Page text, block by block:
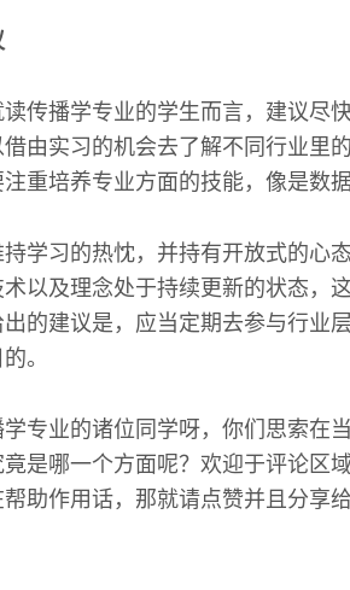
传播学专业的学生而言，建议尽
由实习的机会去了解不同行业里
重培养专业方面的技能，像是数
学习的热忱，并持有开放式的心
以及理念处于持续更新的状态，
的建议是，应当定期去参与行业
。
专业的诸位同学呀，你们思索在
是哪一个方面呢？欢迎于评论区
助作用话，那就请点赞并且分享